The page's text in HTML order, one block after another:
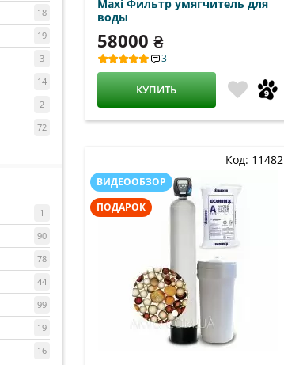
Maxi Фильтр умягчитель для
воды
58000 ₴
3
КУПИТЬ
Код: 11482
ВИДЕООБЗОР
ПОДАРОК
18
19
3
14
2
72
1
90
78
44
99
19
16